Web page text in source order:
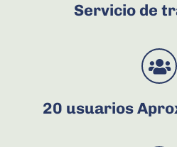
Servicio de
20 usuarios